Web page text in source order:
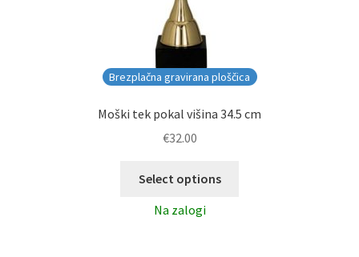
Brezplačna gravirana ploščica
Moški tek pokal višina 34.5 cm
€32.00
Select options
Na zalogi